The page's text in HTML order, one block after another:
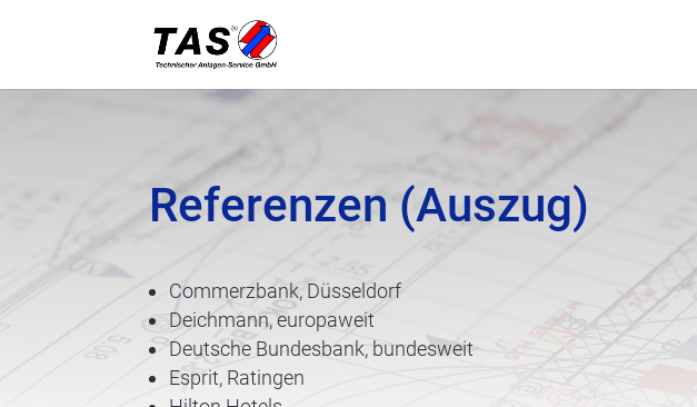
Referenzen (Auszug)
Commerzbank, Düsseldorf
Deichmann, europaweit
Deutsche Bundesbank, bundesweit
Esprit, Ratingen